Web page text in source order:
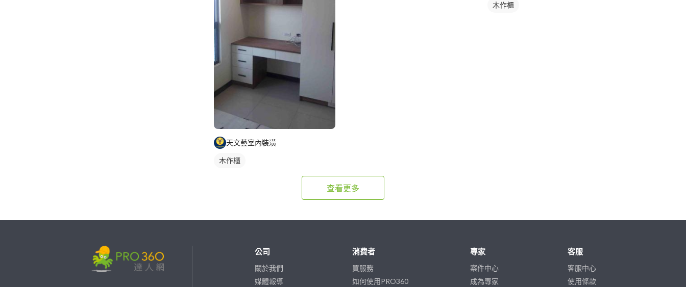
天文藝室內裝潢
木作櫃
木作櫃
查看更多
公司
關於我們
媒體報導
消費者
買服務
如何使用PRO360
專家
案件中心
成為專家
客服
客服中心
使用條款